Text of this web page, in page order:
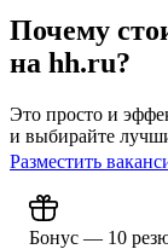
Почему
на hh.ru?
Это просто и
и выбирайте
Разместить
Бонус — 10